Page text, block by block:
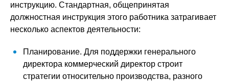
инструкцию. Стандартная, общепринятая
должностная инструкция этого работника затрагивает
несколько аспектов деятельности:
Планирование. Для поддержки генерального
директора коммерческий директор строит
стратегии относительно производства, разного